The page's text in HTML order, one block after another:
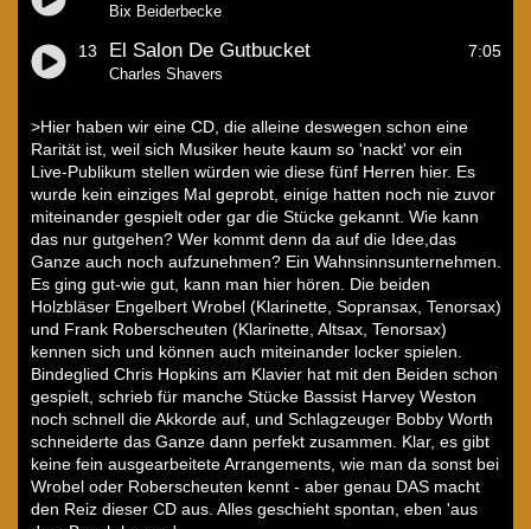
Bix Beiderbecke
13 El Salon De Gutbucket
Charles Shavers
7:05
>Hier haben wir eine CD, die alleine deswegen schon eine
Rarität ist, weil sich Musiker heute kaum so 'nackt' vor ein
Live-Publikum stellen würden wie diese fünf Herren hier. Es
wurde kein einziges Mal geprobt, einige hatten noch nie zuvor
miteinander gespielt oder gar die Stücke gekannt. Wie kann
das nur gutgehen? Wer kommt denn da auf die Idee,das
Ganze auch noch aufzunehmen? Ein Wahnsinnsunternehmen.
Es ging gut-wie gut, kann man hier hören. Die beiden
Holzbläser Engelbert Wrobel (Klarinette, Sopransax, Tenorsax)
und Frank Roberscheuten (Klarinette, Altsax, Tenorsax)
kennen sich und können auch miteinander locker spielen.
Bindeglied Chris Hopkins am Klavier hat mit den Beiden schon
gespielt, schrieb für manche Stücke Bassist Harvey Weston
noch schnell die Akkorde auf, und Schlagzeuger Bobby Worth
schneiderte das Ganze dann perfekt zusammen. Klar, es gibt
keine fein ausgearbeitete Arrangements, wie man da sonst bei
Wrobel oder Roberscheuten kennt - aber genau DAS macht
den Reiz dieser CD aus. Alles geschieht spontan, eben 'aus